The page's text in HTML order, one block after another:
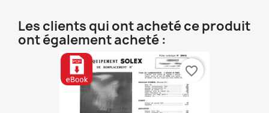
Les clients qui ont acheté ce produit
ont également acheté :
favorite_border